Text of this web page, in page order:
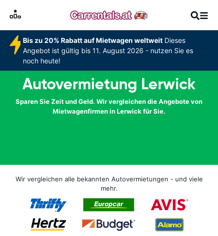
Bis zu 20% Rabatt auf Mietwagen weltweitDieses
Angebot ist gültig bis 11. August 2026 - nutzen Sie es
noch heute!
Autovermietung Lerwick
Sparen Sie Zeit und Geld. Wir vergleichen die Angebote von
Mietwagenfirmen in Lerwick für Sie.
Wir vergleichen alle bekannten Autovermietungen - und viele
mehr.